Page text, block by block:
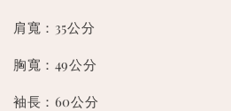
肩寬：35公分
胸寬：49公分
袖長：60公分